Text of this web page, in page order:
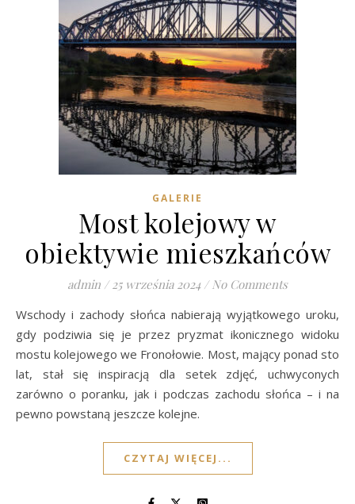
GALERIE
Most kolejowy w
obiektywie mieszkańców
admin / 25 września 2024 / No Comments
Wschody i zachody słońca nabierają wyjątkowego uroku,
gdy podziwia się je przez pryzmat ikonicznego widoku
mostu kolejowego we Fronołowie. Most, mający ponad sto
lat, stał się inspiracją dla setek zdjęć, uchwyconych
zarówno o poranku, jak i podczas zachodu słońca – i na
pewno powstaną jeszcze kolejne.
CZYTAJ WIĘCEJ...